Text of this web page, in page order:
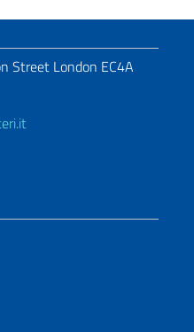
Street London EC4A